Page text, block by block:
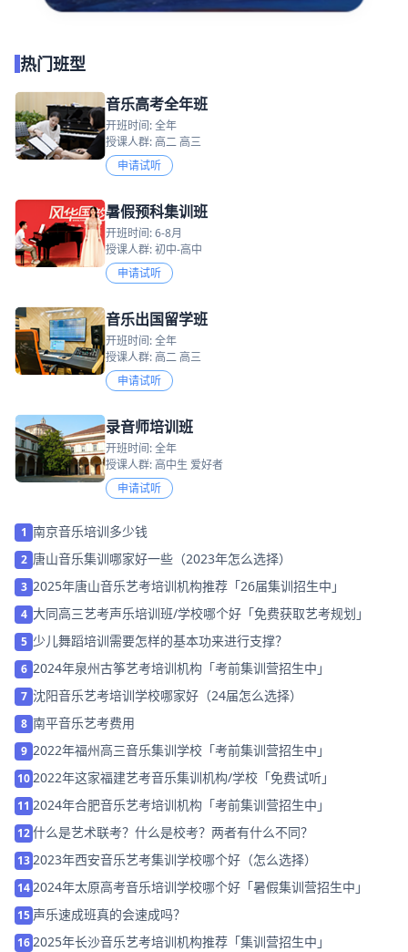
热门班型
音乐高考全年班
开班时间: 全年
授课人群: 高二 高三
申请试听
暑假预科集训班
开班时间: 6-8月
授课人群: 初中-高中
申请试听
音乐出国留学班
开班时间: 全年
授课人群: 高二 高三
申请试听
录音师培训班
开班时间: 全年
授课人群: 高中生 爱好者
申请试听
1 南京音乐培训多少钱
2 唐山音乐集训哪家好一些（2023年怎么选择）
3 2025年唐山音乐艺考培训机构推荐「26届集训招生中」
4 大同高三艺考声乐培训班/学校哪个好「免费获取艺考规划」
5 少儿舞蹈培训需要怎样的基本功来进行支撑？
6 2024年泉州古筝艺考培训机构「考前集训营招生中」
7 沈阳音乐艺考培训学校哪家好（24届怎么选择）
8 南平音乐艺考费用
9 2022年福州高三音乐集训学校「考前集训营招生中」
102022年这家福建艺考音乐集训机构/学校「免费试听」
11 2024年合肥音乐艺考培训机构「考前集训营招生中」
12什么是艺术联考？什么是校考？两者有什么不同？
132023年西安音乐艺考集训学校哪个好（怎么选择）
142024年太原高考音乐培训学校哪个好「暑假集训营招生中」
15 声乐速成班真的会速成吗？
162025年长沙音乐艺考培训机构推荐「集训营招生中」